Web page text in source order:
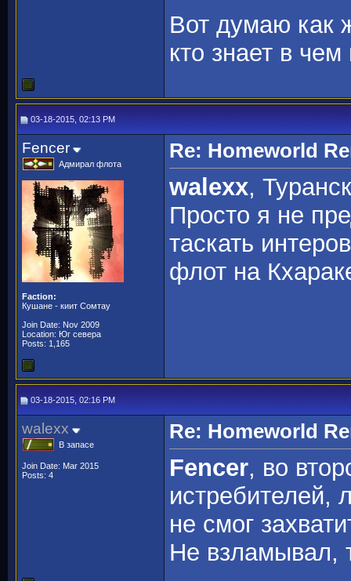
Вот думаю как
кто знает в
03-18-2015, 02:13 PM
Fencer
Адмирал флота
Faction:
Кушане - киит Сомтау
Join Date: Nov 2009
Location: Юг севера
Posts: 1,165
Re: Homeworld
walexx,
Просто я не
таскать
флот на
03-18-2015, 02:16 PM
walexx
В запасе
Join Date: Mar 2015
Posts: 4
Re: Homeworld
Fencer, во
истребителей,
не смог
Не взламывал,